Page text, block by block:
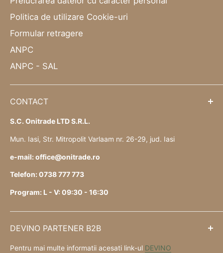
Politica de utilizare Cookie-uri
Formular retragere
ANPC
ANPC - SAL
CONTACT
S.C. Onitrade LTD S.R.L.
Mun. Iasi, Str. Mitropolit Varlaam nr. 26-29, jud. Iasi
e-mail: office@onitrade.ro
Telefon: 0738 777 773
Program: L - V: 09:30 - 16:30
DEVINO PARTENER B2B
Pentru mai multe informatii acesati link-ul DEVINO